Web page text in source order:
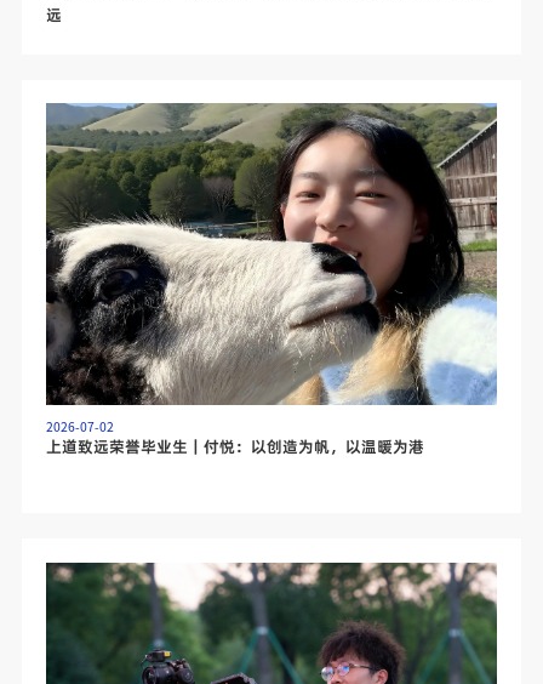
远
2026-07-02
上道致远荣誉毕业生｜付悦：以创造为帆，以温暖为港